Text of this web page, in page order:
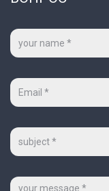
Ваше
имя
Ваш
mail
Тема
Сообщение